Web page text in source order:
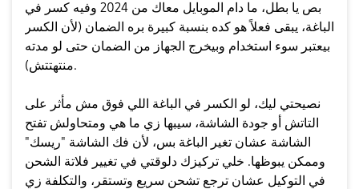
​بص يا بطل، ما دام الموبايل معاك من 2024 وفيه كسر في
الباغة، يبقى فعلاً هو كده بنسبة كبيرة بره الضمان (لأن الكسر
بيعتبر سوء استخدام وبيخرج الجهاز من الضمان حتى لو مدته
منتهتتش).
​نصيحتي ليك، لو الكسر في الباغة اللي فوق مش مأثر على
التاتش أو جودة الشاشة، سيبها زي ما هي ومتحاولش تفتح
الشاشة عشان تغير الباغة بس، لأن فك الشاشة "ريسك"
وممكن يبوظها. خلي تركيزك دلوقتي في تغيير فلاتة الشحن
في التوكيل عشان ترجع تشحن سريع وتستقر، والتكلفة زي